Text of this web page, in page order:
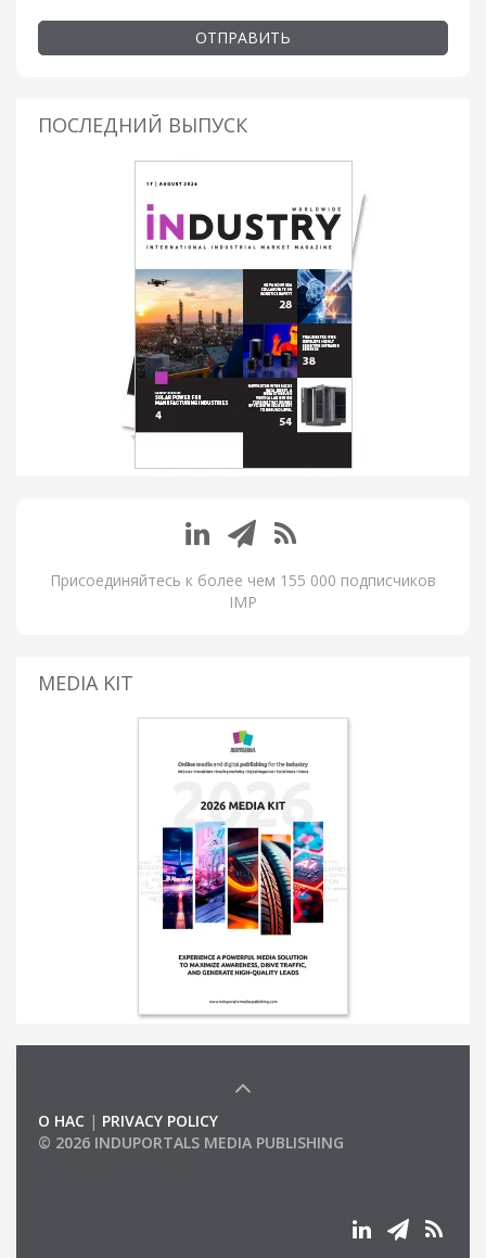
ОТПРАВИТЬ
ПОСЛЕДНИЙ ВЫПУСК
Присоединяйтесь к более чем 155 000 подписчиков
IMP
MEDIA KIT
О НАС | PRIVACY POLICY
© 2026 INDUPORTALS MEDIA PUBLISHING